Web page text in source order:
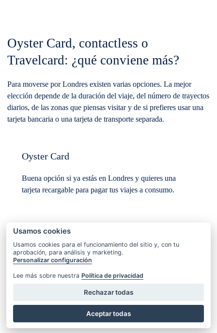
Oyster Card, contactless o
Travelcard: ¿qué conviene más?
Para moverse por Londres existen varias opciones. La mejor
elección depende de la duración del viaje, del número de trayectos
diarios, de las zonas que piensas visitar y de si prefieres usar una
tarjeta bancaria o una tarjeta de transporte separada.
Oyster Card
Buena opción si ya estás en Londres y quieres una
tarjeta recargable para pagar tus viajes a consumo.
Práctica si quieres comprar la tarjeta antes del viaje y
llegar a Londres con crédito ya disponible.
Contactless
Usamos cookies
Usamos cookies para el funcionamiento del sitio y, con tu
aprobación, para análisis y marketing.
Personalizar configuración
Lee más sobre nuestra Política de privacidad
Rechazar todas
Aceptar todas